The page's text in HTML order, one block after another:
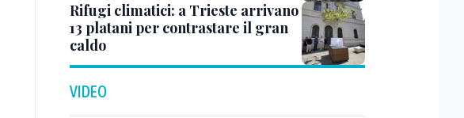
Rifugi climatici: a Trieste arrivano
13 platani per contrastare il gran
caldo
VIDEO